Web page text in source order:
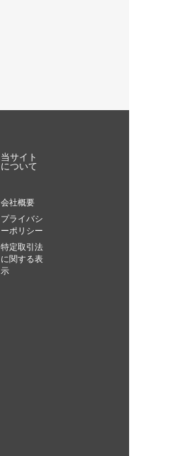
当サイト
について
会社概要
プライバシ
ーポリシー
特定取引法
に関する表
示